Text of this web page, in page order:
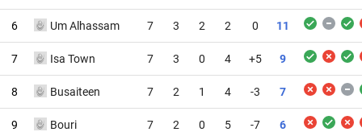
6 Um Alhassam 7 3 2 2 0 11
7 Isa Town 7 3 0 4 +5 9
8 Busaiteen 7 2 1 4 -3 7
9 Bouri 7 2 0 5 -7 6